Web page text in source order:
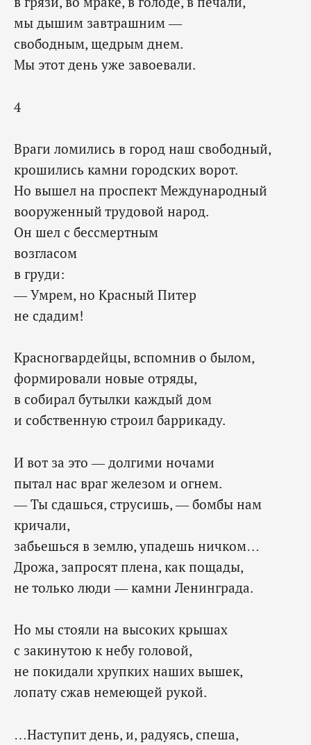
мы дышим завтрашним —
свободным, щедрым днем.
Мы этот день уже завоевали.
4
Враги ломились в город наш свободный,
крошились камни городских ворот.
Но вышел на проспект Международный
вооруженный трудовой народ.
Он шел с бессмертным
возгласом
в груди:
— Умрем, но Красный Питер
не сдадим!
Красногвардейцы, вспомнив о былом,
формировали новые отряды,
в собирал бутылки каждый дом
и собственную строил баррикаду.
И вот за это — долгими ночами
пытал нас враг железом и огнем.
— Ты сдашься, струсишь, — бомбы нам
кричали,
забьешься в землю, упадешь ничком…
Дрожа, запросят плена, как пощады,
не только люди — камни Ленинграда.
Но мы стояли на высоких крышах
с закинутою к небу головой,
не покидали хрупких наших вышек,
лопату сжав немеющей рукой.
…Наступит день, и, радуясь, спеша,